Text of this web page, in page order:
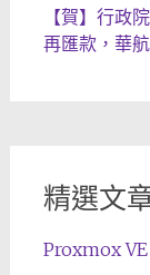
【賀】行政
再匯款，華
精選文
Proxmox VE